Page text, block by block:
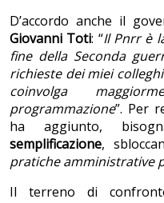
D’accordo anche il
Giovanni Toti: “Il Pnrr è
fine della Seconda
richieste dei miei
coinvolga
programmazione”. Per
ha aggiunto,
semplificazione,
pratiche amministrative
Il terreno di